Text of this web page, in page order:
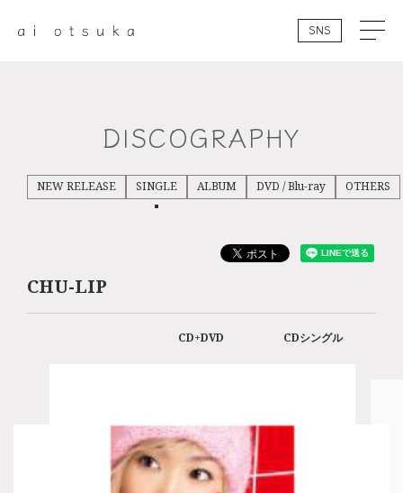
SNS
DISCOGRAPHY
NEW RELEASE SINGLE ALBUM DVD / Blu-ray OTHERS
CHU-LIP
CD+DVD CDシングル